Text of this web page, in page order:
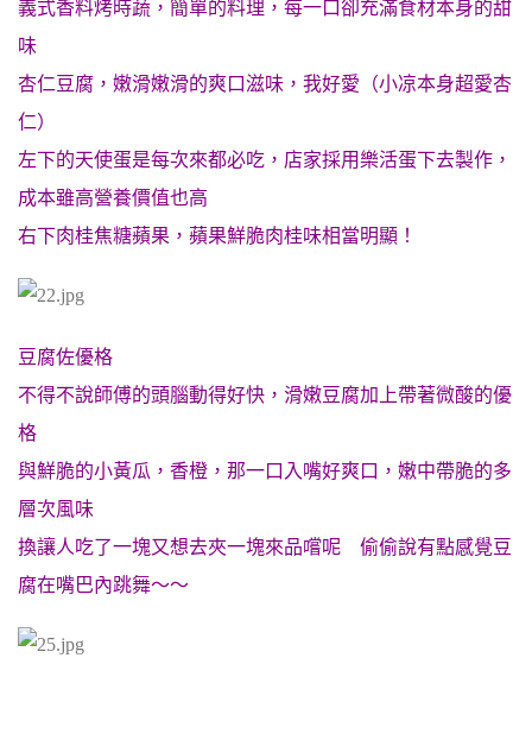
義式香料烤時蔬，簡單的料理，每一口卻充滿食材本身的甜
味
杏仁豆腐，嫩滑嫩滑的爽口滋味，我好愛（小凉本身超愛杏
仁）
左下的天使蛋是每次來都必吃，店家採用樂活蛋下去製作，
成本雖高營養價值也高
右下肉桂焦糖蘋果，蘋果鮮脆肉桂味相當明顯！
豆腐佐優格
不得不說師傅的頭腦動得好快，滑嫩豆腐加上帶著微酸的優
格
與鮮脆的小黃瓜，香橙，那一口入嘴好爽口，嫩中帶脆的多
層次風味
換讓人吃了一塊又想去夾一塊來品嚐呢 偷偷說有點感覺豆
腐在嘴巴內跳舞～～